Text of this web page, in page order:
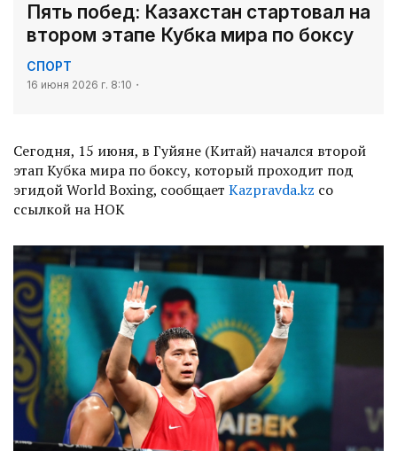
Пять побед: Казахстан стартовал на
втором этапе Кубка мира по боксу
СПОРТ
16 июня 2026 г. 8:10
Сегодня, 15 июня, в Гуйяне (Китай) начался второй
этап Кубка мира по боксу, который проходит под
эгидой World Boxing, сообщает Kazpravda.kz со
ссылкой на НОК